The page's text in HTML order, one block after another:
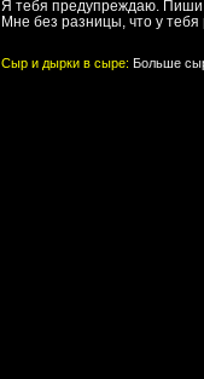
Я тебя предупреждаю. Пиши
Мне без разницы, что у
Сыр и дырки в сыре: Больше